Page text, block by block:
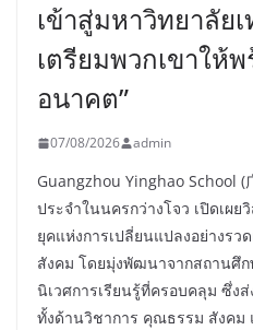
เข้าสู่มหาวิทยาลัย
เตรียมพวกเขาให้
อนาคต”
07/08/2026 admin
Guangzhou Yinghao School (
ประจำในนครกว่างโจว เปิดเผ
ยุคแห่งการเปลี่ยนแปลงอย่างรว
สังคม โดยมุ่งพัฒนาจากสถานศึ
นิเวศการเรียนรู้ที่ครอบคลุม ซึ่ง
ทั้งด้านวิชาการ คุณธรรม สังคม